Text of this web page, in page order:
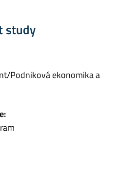
study
Podniková ekonomika a